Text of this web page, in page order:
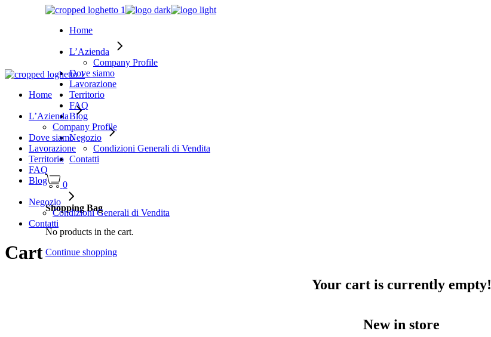
Home
L’Azienda
Company Profile
Dove siamo
Lavorazione
Territorio
FAQ
Blog
Negozio
Condizioni Generali di Vendita
Contatti
0
Shopping Bag
No products in the cart.
Continue shopping
Home
L’Azienda
Company Profile
Dove siamo
Lavorazione
Territorio
FAQ
Blog
Negozio
Condizioni Generali di Vendita
Contatti
Cart
Your cart is currently empty!
New in store